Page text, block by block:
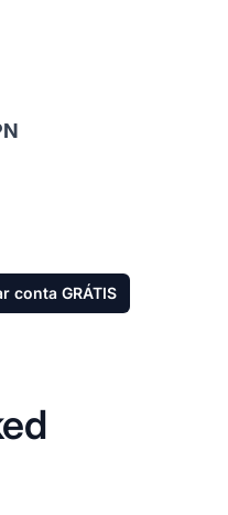
conta GRÁTIS